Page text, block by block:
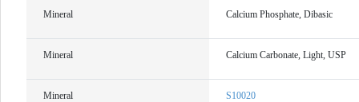
Mineral Calcium Phosphate, Dibasic
Mineral Calcium Carbonate, Light, USP
Mineral S10020